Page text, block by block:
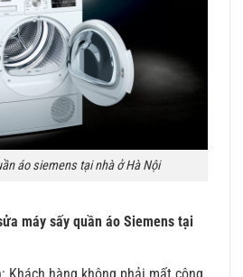
áo siemens tại nhà ở Hà Nội
máy sấy quần áo Siemens tại
Khách hàng không phải mất công